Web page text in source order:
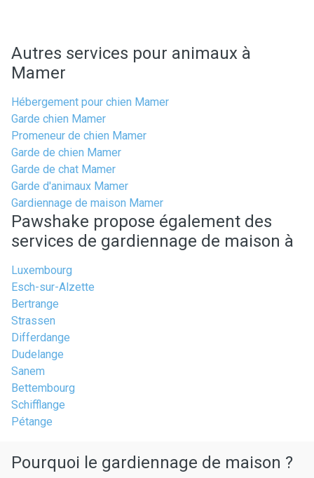
Autres services pour animaux à
Mamer
Hébergement pour chien Mamer
Garde chien Mamer
Promeneur de chien Mamer
Garde de chien Mamer
Garde de chat Mamer
Garde d'animaux Mamer
Gardiennage de maison Mamer
Pawshake propose également des
services de gardiennage de maison à
Luxembourg
Esch-sur-Alzette
Bertrange
Strassen
Differdange
Dudelange
Sanem
Bettembourg
Schifflange
Pétange
Pourquoi le gardiennage de maison ?